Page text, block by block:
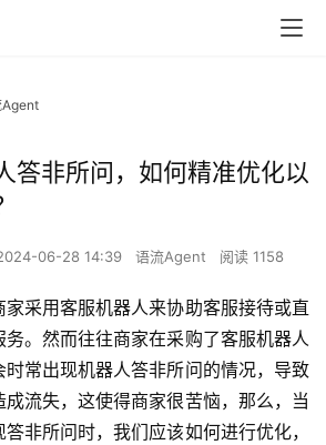
Agent
答非所问，如何精准优化以
06-28 14:39 语流Agent 阅读 1158
家采用客服机器人来协助客服接待或直
。然而往往商家在采购了客服机器人
常出现机器人答非所问的情况，导致
流失，这使得商家很苦恼，那么，当
非所问时，我们应该如何进行优化，